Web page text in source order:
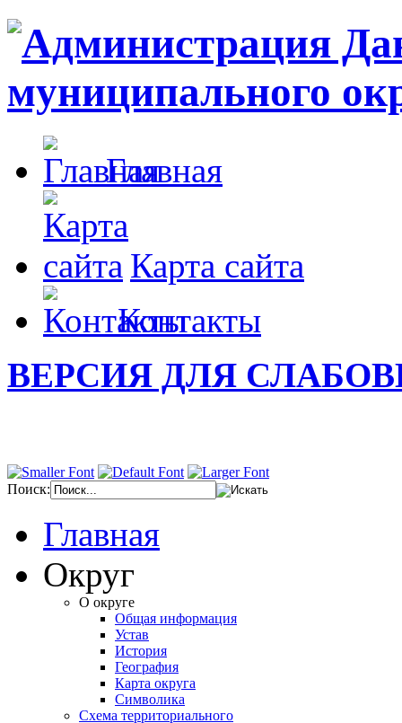
Главная
Карта сайта
Контакты
ВЕРСИЯ ДЛЯ
Поиск:
Главная
Округ
О округе
Общая информация
Устав
История
География
Карта округа
Символика
Схема территориального